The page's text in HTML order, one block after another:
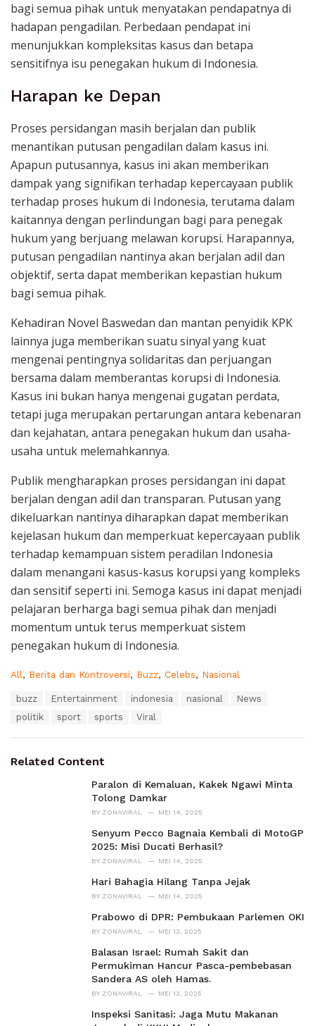
bagi semua pihak untuk menyatakan pendapatnya di
hadapan pengadilan. Perbedaan pendapat ini
menunjukkan kompleksitas kasus dan betapa
sensitifnya isu penegakan hukum di Indonesia.
Harapan ke Depan
Proses persidangan masih berjalan dan publik
menantikan putusan pengadilan dalam kasus ini.
Apapun putusannya, kasus ini akan memberikan
dampak yang signifikan terhadap kepercayaan publik
terhadap proses hukum di Indonesia, terutama dalam
kaitannya dengan perlindungan bagi para penegak
hukum yang berjuang melawan korupsi. Harapannya,
putusan pengadilan nantinya akan berjalan adil dan
objektif, serta dapat memberikan kepastian hukum
bagi semua pihak.
Kehadiran Novel Baswedan dan mantan penyidik KPK
lainnya juga memberikan suatu sinyal yang kuat
mengenai pentingnya solidaritas dan perjuangan
bersama dalam memberantas korupsi di Indonesia.
Kasus ini bukan hanya mengenai gugatan perdata,
tetapi juga merupakan pertarungan antara kebenaran
dan kejahatan, antara penegakan hukum dan usaha-
usaha untuk melemahkannya.
Publik mengharapkan proses persidangan ini dapat
berjalan dengan adil dan transparan. Putusan yang
dikeluarkan nantinya diharapkan dapat memberikan
kejelasan hukum dan memperkuat kepercayaan publik
terhadap kemampuan sistem peradilan Indonesia
dalam menangani kasus-kasus korupsi yang kompleks
dan sensitif seperti ini. Semoga kasus ini dapat menjadi
pelajaran berharga bagi semua pihak dan menjadi
momentum untuk terus memperkuat sistem
penegakan hukum di Indonesia.
C
i
All, Berita dan Kontroversi, Buzz, Celebs, Nasional
buzz Entertainment indonesia nasional
News
politik
sport sports Viral
Related Content
Paralon di Kemaluan, Kakek Ngawi Minta
Tolong Damkar
BY ZONAVIRAL MEI 14, 2025
Senyum Pecco Bagnaia Kembali di MotoGP
2025: Misi Ducati Berhasil?
BY ZONAVIRAL MEI 14, 2025
Hari Bahagia Hilang Tanpa Jejak
BY ZONAVIRAL MEI 14, 2025
Prabowo di DPR: Pembukaan Parlemen OKI
BY ZONAVIRAL MEI 13, 2025
Balasan Israel: Rumah Sakit dan
Permukiman Hancur Pasca-pembebasan
Sandera AS oleh Hamas.
BY ZONAVIRAL MEI 13, 2025
Inspeksi Sanitasi: Jaga Mutu Makanan